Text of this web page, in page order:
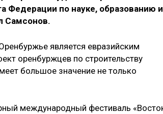
Федерации по науке, образованию и
Самсонов.
является евразийским
оренбуржцев по строительству
большое значение не только
международный фестиваль